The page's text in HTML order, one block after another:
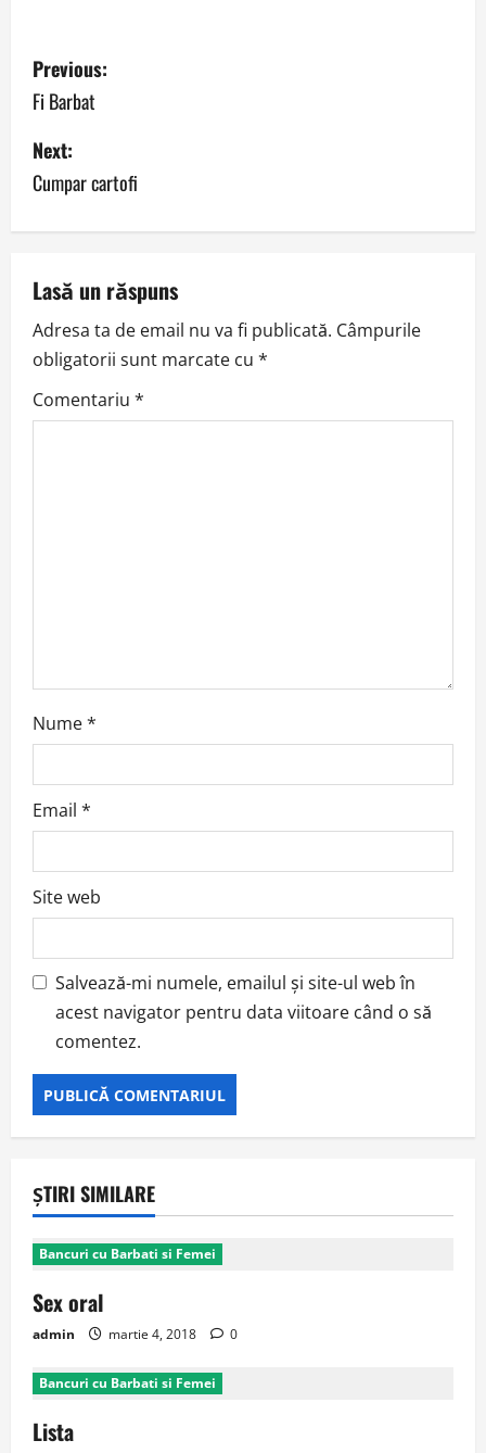
P
o
s
t
n
a
v
i
g
Previous:
Fi Barbat
Next:
Cumpar cartofi
Lasă un răspuns
Adresa ta de email nu va fi publicată. Câmpurile
obligatorii sunt marcate cu *
Comentariu *
Nume*
Email *
Site web
Salvează-mi numele, emailul și site-ul web în
acest navigator pentru data viitoare când o să
comentez.
ȘTIRI SIMILARE
Bancuri cu Barbati si Femei
Sex oral
admin martie 4, 2018 0
Bancuri cu Barbati si Femei
Lista